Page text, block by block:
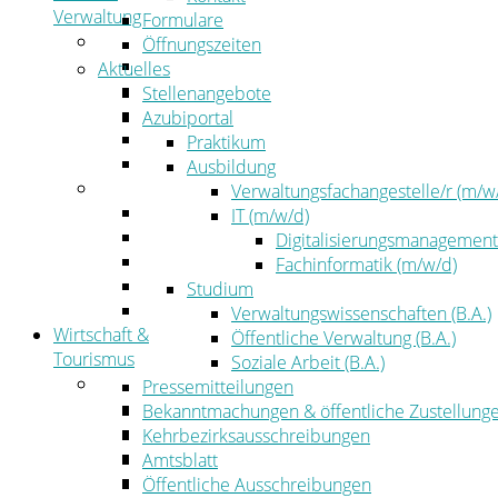
Verwaltung
Politik
Kreistag
Kreistagsinformationssystem
Bürgerinformationssystem
Wahlen
Leitbild
Der Landrat
Kommunalaufsicht
Zahlen, Daten, Fakten
Wirtschaft &
Tourismus
Wirtschaft
Wirtschaftsförderung
Gewerbeflächen und Unternehmen
Arbeitgeberservice
Mobilfunk & Breitband
Formulare
Öffnungszeiten
Aktuelles
Stellenangebote
Azubiportal
Praktikum
Ausbildung
Verwaltungsfachangestelle/r (m/
IT (m/w/d)
Fachinformatik (m/w/d)
Studium
Verwaltungswissenschaften (B.A.)
Öffentliche Verwaltung (B.A.)
Soziale Arbeit (B.A.)
Pressemitteilungen
Bekanntmachungen & öffentliche
Kehrbezirksausschreibungen
Amtsblatt
Öffentliche Ausschreibungen